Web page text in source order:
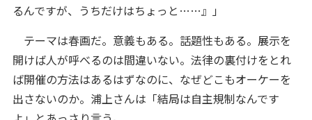
るんですが、うちだけはちょっと……』」
テーマは春画だ。意義もある。話題性もある。展示を
開けば人が呼べるのは間違いない。法律の裏付けをとれ
ば開催の方法はあるはずなのに、なぜどこもオーケーを
出さないのか。浦上さんは「結局は自主規制なんです